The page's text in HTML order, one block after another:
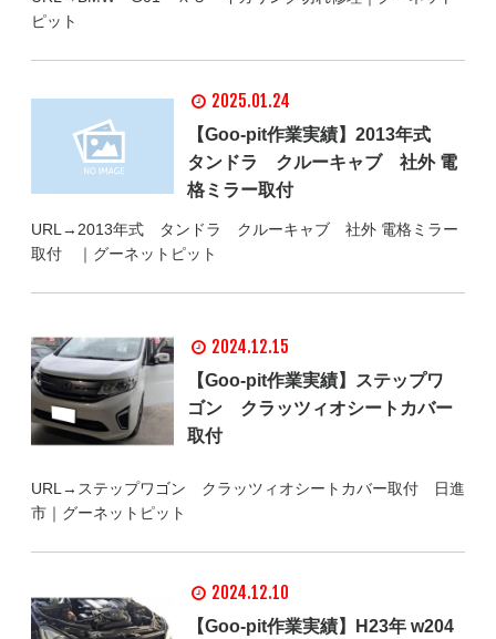
ピット
2025.01.24
【Goo-pit作業実績】2013年式
タンドラ クルーキャブ 社外 電
格ミラー取付
URL→2013年式 タンドラ クルーキャブ 社外 電格ミラー
取付 ｜グーネットピット
2024.12.15
【Goo-pit作業実績】ステップワ
ゴン クラッツィオシートカバー
取付
URL→ステップワゴン クラッツィオシートカバー取付 日進
市｜グーネットピット
2024.12.10
【Goo-pit作業実績】H23年 w204